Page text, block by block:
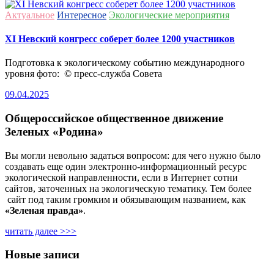
Актуальное Интересное Экологические мероприятия
ХI Невский конгресс соберет более 1200 участников
Подготовка к экологическому событию международного
уровня фото: © пресс-служба Совета
09.04.2025
Общероссийское общественное движение
Зеленых «Родина»
Вы могли невольно задаться вопросом: для чего нужно было
создавать еще один электронно-информационный ресурс
экологической направленности, если в Интернет сотни
сайтов, заточенных на экологическую тематику. Тем более
сайт под таким громким и обязывающим названием, как
«Зеленая правда».
читать далее >>>
Новые записи